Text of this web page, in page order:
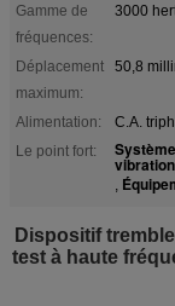
Gamme de
fréquences:
3000
Déplacement
maximum:
50,8
Alimentation:
C.A.
Le point fort:
vibration
,
Dispositif
test à haute